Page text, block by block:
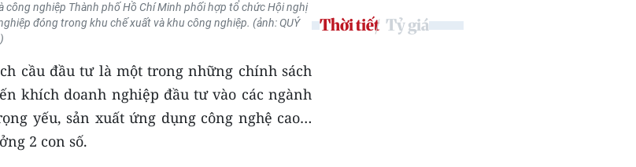
công nghiệp Thành phố Hồ Chí Minh phối hợp tổ chức Hội nghị
đóng trong khu chế xuất và khu công nghiệp. (ảnh: QUÝ
cầu đầu tư là một trong những chính sách
khích doanh nghiệp đầu tư vào các ngành
yếu, sản xuất ứng dụng công nghệ cao…
2 con số.
Thời tiết Tỷ giá